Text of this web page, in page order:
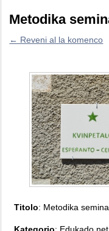
Metodika
← Reveni al la komenco
Titolo: Metodika
Kategorio: Edukado.net